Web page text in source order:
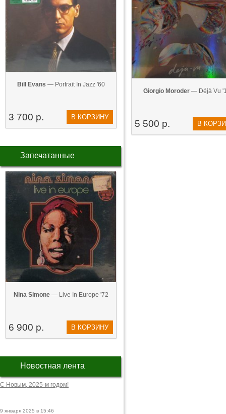
Bill Evans — Portrait In Jazz '60
3 700 р. В КОРЗИНУ
Запечатанные
Nina Simone— Live In Europe '72
6 900 р. В КОРЗИНУ
Новостная лента
С Новым, 2025-м годом!
9 января 2025 в 15:46
Giorgio Moroder — Déjà Vu
5 500 р. В